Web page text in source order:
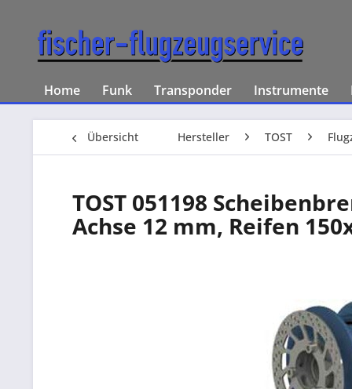
Home Funk Transponder Instrumente
Übersicht Hersteller TOST
TOST 051198
Achse 12 mm, Reifen